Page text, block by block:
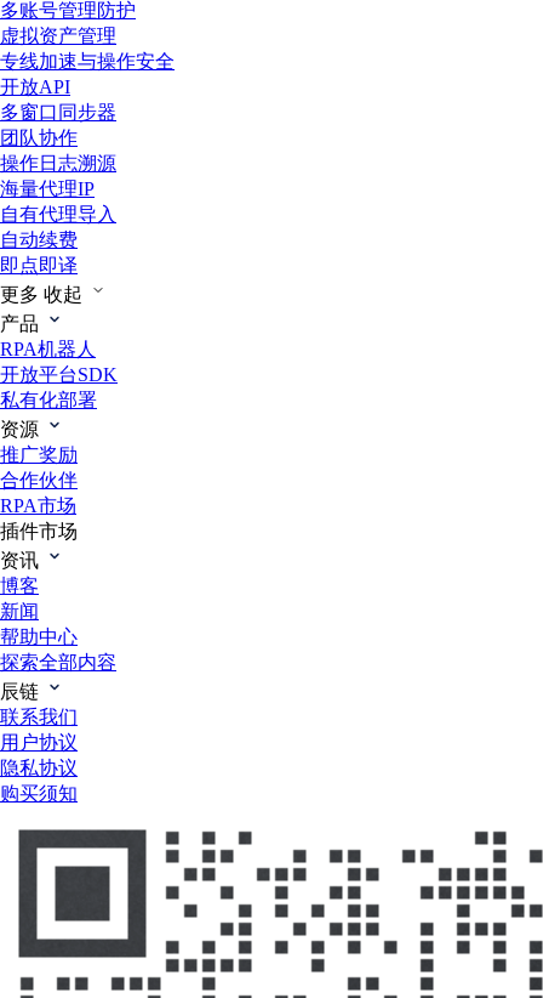
多账号管理防护
虚拟资产管理
专线加速与操作安全
开放API
多窗口同步器
团队协作
操作日志溯源
海量代理IP
自有代理导入
自动续费
即点即译
更多 收起
产品
RPA机器人
开放平台SDK
私有化部署
资源
推广奖励
合作伙伴
RPA市场
插件市场
资讯
博客
新闻
帮助中心
探索全部内容
辰链
联系我们
用户协议
隐私协议
购买须知